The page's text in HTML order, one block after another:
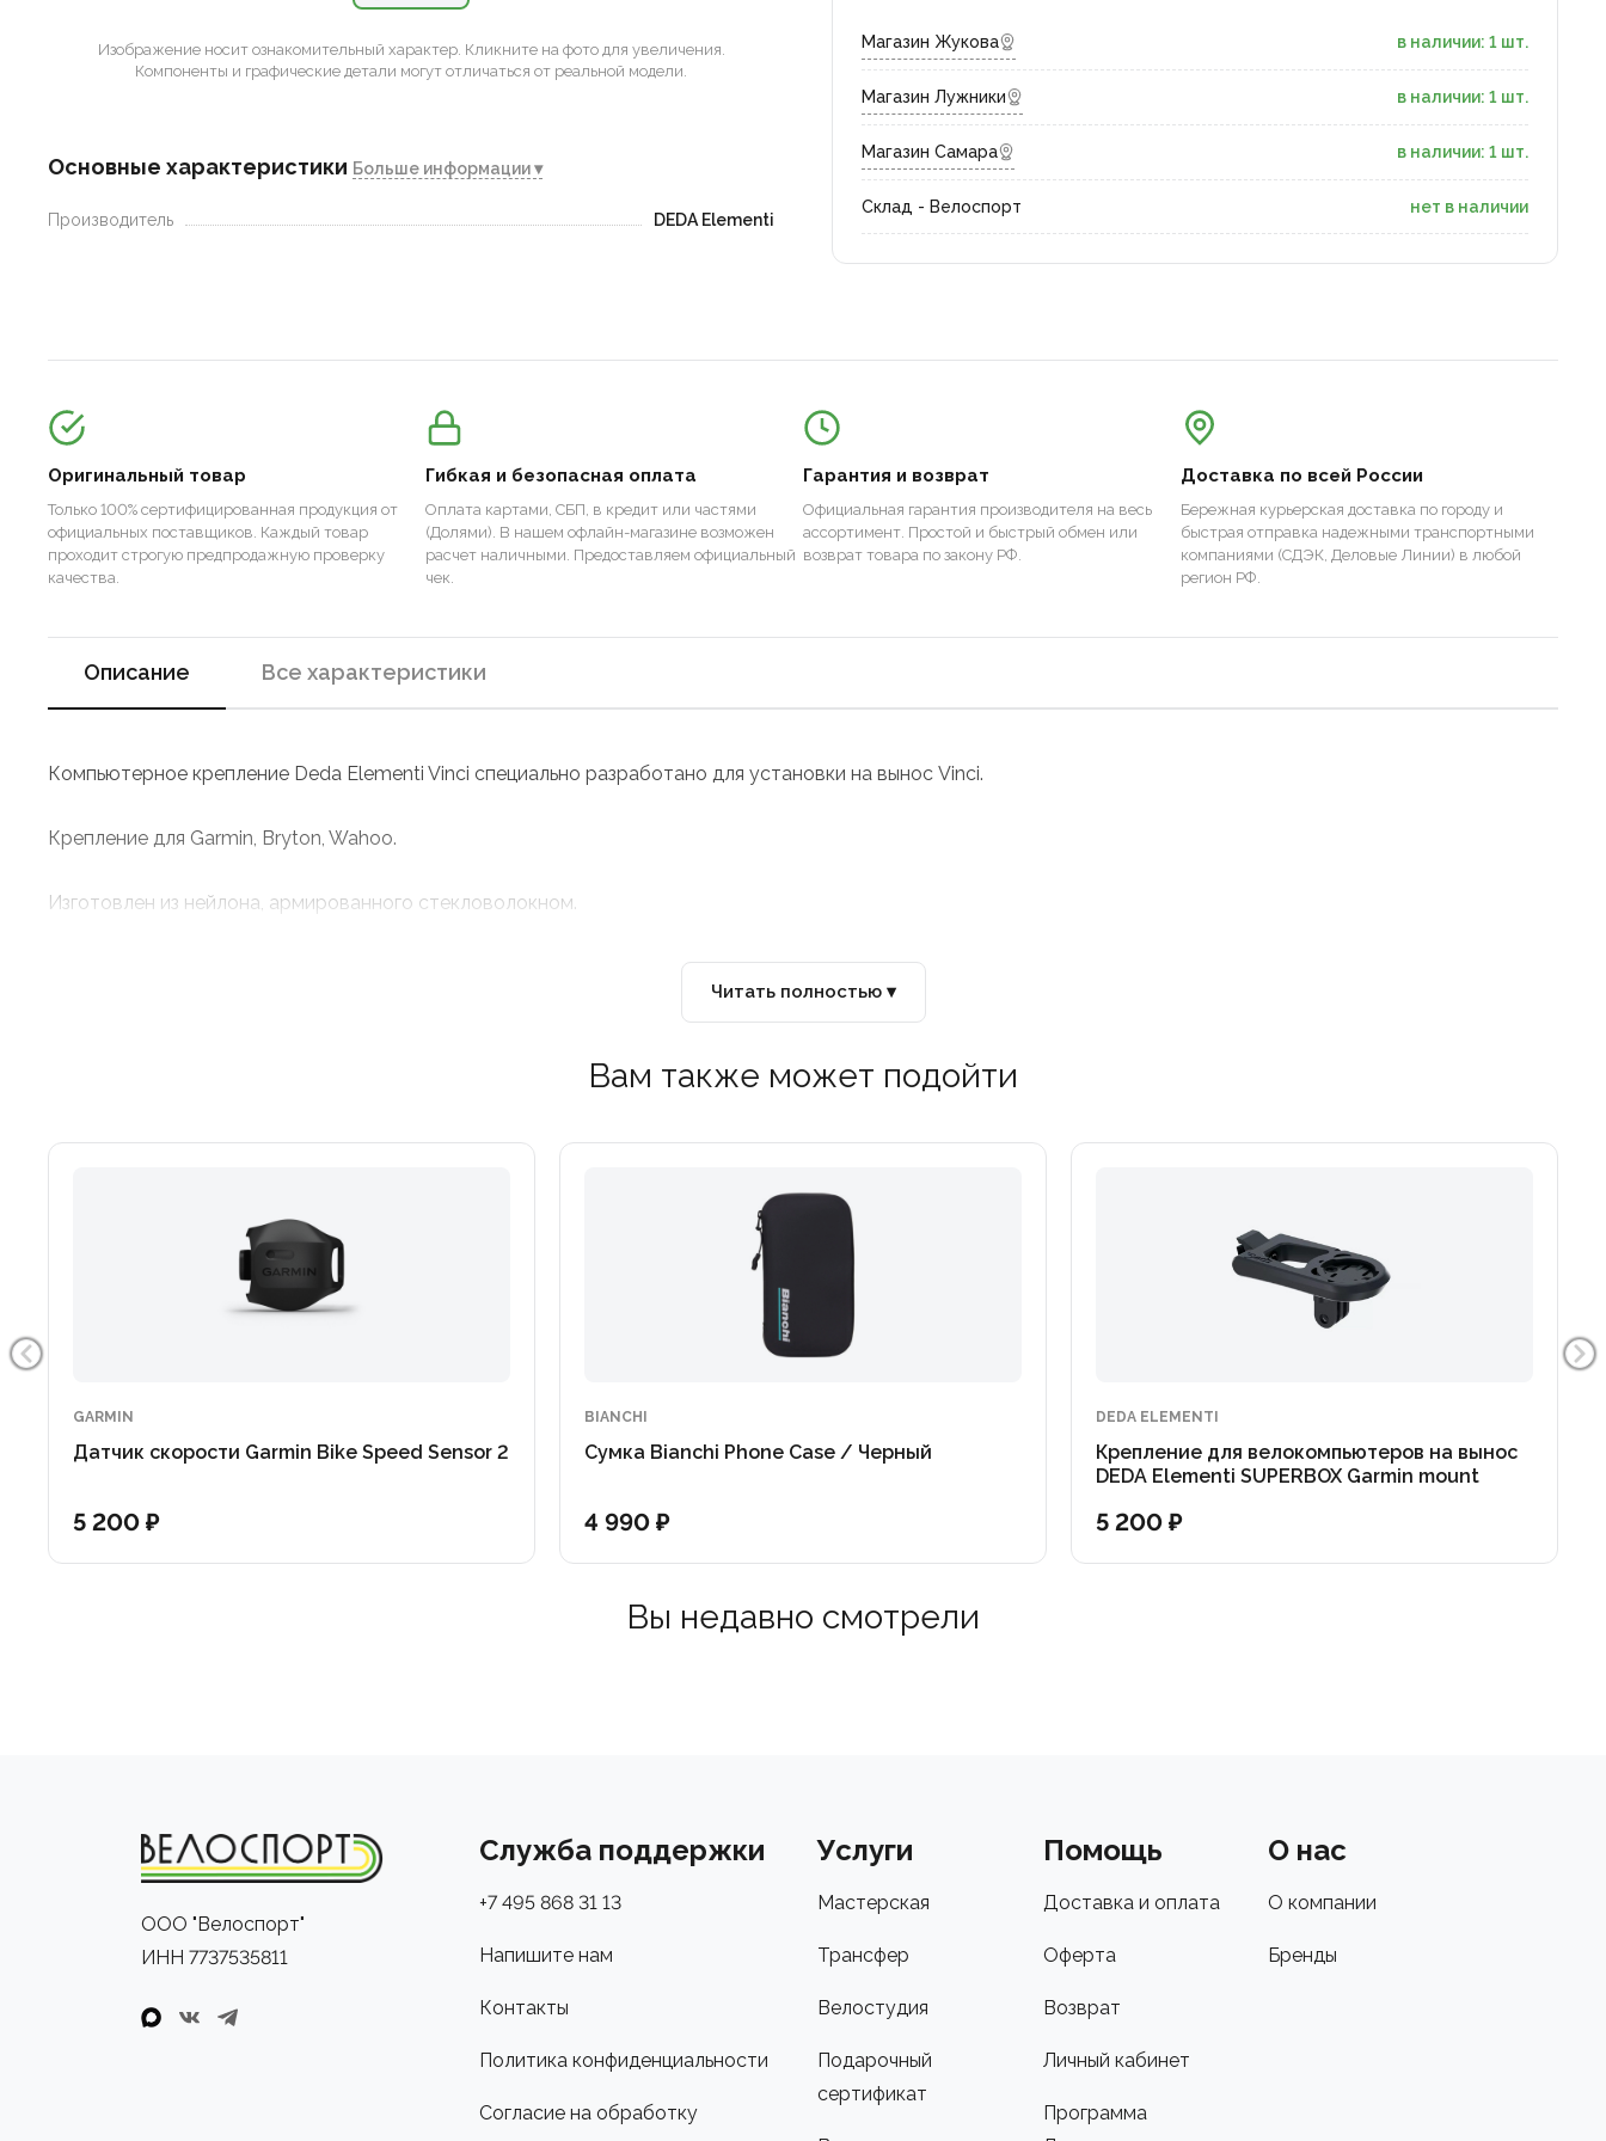
Изображение носит ознакомительный характер. Кликните на фото для увеличения.
Компоненты и графические детали могут отличаться от реальной модели.
Основные характеристики Больше информации ▾
Производитель DEDA Elementi
Магазин Жукова в наличии: 1 шт.
Магазин Лужники в наличии: 1 шт.
Магазин Самара в наличии: 1 шт.
Склад - Велоспорт нет в наличии
Оригинальный товар
Только 100% сертифицированная продукция от
официальных поставщиков. Каждый товар
проходит строгую предпродажную проверку
качества.
Гибкая и безопасная оплата
Оплата картами, СБП, в кредит или частями
(Долями). В нашем офлайн-магазине возможен
расчет наличными. Предоставляем официальный
чек.
Гарантия и возврат
Официальная гарантия производителя на весь
ассортимент. Простой и быстрый обмен или
возврат товара по закону РФ.
Доставка по всей России
Бережная курьерская доставка по городу и
быстрая отправка надежными транспортными
компаниями (СДЭК, Деловые Линии) в любой
регион РФ.
Описание Все характеристики
Компьютерное крепление Deda Elementi Vinci специально разработано для установки на вынос Vinci.
Крепление для Garmin, Bryton, Wahoo.
Изготовлен из нейлона, армированного стекловолокном.
Читать полностью ▾
Вам также может подойти
GARMIN
Датчик скорости Garmin Bike Speed Sensor 2
5 200 ₽
BIANCHI
Сумка Bianchi Phone Case / Черный
4 990 ₽
DEDA ELEMENTI
Крепление для велокомпьютеров на вынос
DEDA Elementi SUPERBOX Garmin mount
5 200 ₽
Вы недавно смотрели
ООО "Велоспорт"
ИНН 7737535811
Служба поддержки
+7 495 868 31 13
Напишите нам
Контакты
Политика конфиденциальности
Согласие на обработку
Услуги
Мастерская
Трансфер
Велостудия
Подарочный
сертификат
Помощь
Доставка и оплата
Оферта
Возврат
Личный кабинет
Программа
О нас
О компании
Бренды